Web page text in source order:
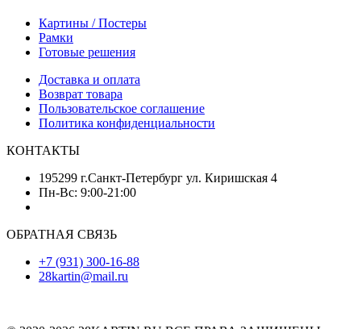
Картины / Постеры
Рамки
Готовые решения
Доставка и оплата
Возврат товара
Пользовательское соглашение
Политика конфиденциальности
КОНТАКТЫ
195299 г.Санкт-Петербург ул. Киришская 4
Пн-Вс: 9:00-21:00
ОБРАТНАЯ СВЯЗЬ
+7 (931) 300-16-88
28kartin@mail.ru